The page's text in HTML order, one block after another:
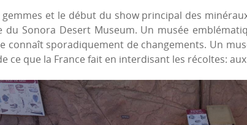
et le début du show principal des
du Sonora Desert Museum. Un musée
connaît sporadiquement de changements. Un
ce que la France fait en interdisant les récoltes: